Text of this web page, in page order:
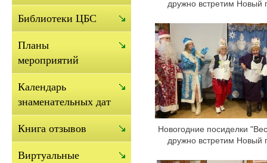
дружно встретим Новый
Новогодние посиделки
дружно встретим Новый
Библиотеки ЦБС
Планы
мероприятий
Календарь
знаменательных дат
Книга отзывов
Виртуальные